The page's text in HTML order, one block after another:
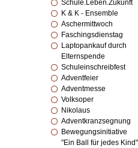
Schule.Leben.Zukunft
K & K - Ensemble
Aschermittwoch
Faschingsdienstag
Laptopankauf durch
Elternspende
Schuleinschreibfest
Adventfeier
Adventmesse
Volksoper
Nikolaus
Adventkranzsegnung
Bewegungsinitiative
"Ein Ball für jedes Kind"